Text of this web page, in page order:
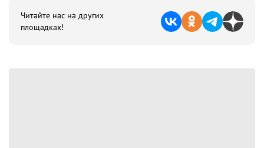
Читайте нас на других
площадках!